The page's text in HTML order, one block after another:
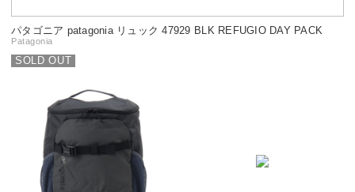
パタゴニア patagonia リュック 47929 BLK REFUGIO DAY PACK
Patagonia
SOLD OUT